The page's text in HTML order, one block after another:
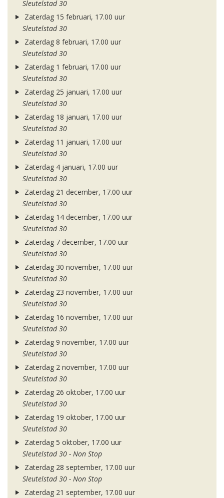
Sleutelstad 30
Zaterdag 15 februari, 17.00 uur
Sleutelstad 30
Zaterdag 8 februari, 17.00 uur
Sleutelstad 30
Zaterdag 1 februari, 17.00 uur
Sleutelstad 30
Zaterdag 25 januari, 17.00 uur
Sleutelstad 30
Zaterdag 18 januari, 17.00 uur
Sleutelstad 30
Zaterdag 11 januari, 17.00 uur
Sleutelstad 30
Zaterdag 4 januari, 17.00 uur
Sleutelstad 30
Zaterdag 21 december, 17.00 uur
Sleutelstad 30
Zaterdag 14 december, 17.00 uur
Sleutelstad 30
Zaterdag 7 december, 17.00 uur
Sleutelstad 30
Zaterdag 30 november, 17.00 uur
Sleutelstad 30
Zaterdag 23 november, 17.00 uur
Sleutelstad 30
Zaterdag 16 november, 17.00 uur
Sleutelstad 30
Zaterdag 9 november, 17.00 uur
Sleutelstad 30
Zaterdag 2 november, 17.00 uur
Sleutelstad 30
Zaterdag 26 oktober, 17.00 uur
Sleutelstad 30
Zaterdag 19 oktober, 17.00 uur
Sleutelstad 30
Zaterdag 5 oktober, 17.00 uur
Sleutelstad 30 - Non Stop
Zaterdag 28 september, 17.00 uur
Sleutelstad 30 - Non Stop
Zaterdag 21 september, 17.00 uur